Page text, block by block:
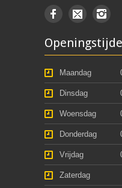
Maandag
Dinsdag
Woensdag
Donderdag
Vrijdag
Zaterdag